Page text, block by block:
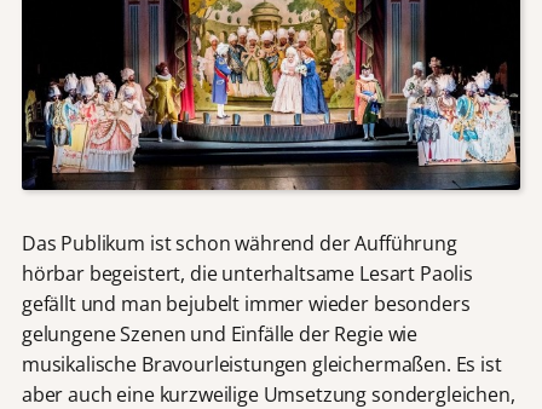
Das Publikum ist schon während der Aufführung
hörbar begeistert, die unterhaltsame Lesart Paolis
gefällt und man bejubelt immer wieder besonders
gelungene Szenen und Einfälle der Regie wie
musikalische Bravourleistungen gleichermaßen. Es ist
aber auch eine kurzweilige Umsetzung sondergleichen,